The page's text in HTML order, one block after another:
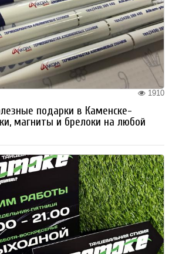
1910
подарки в Каменске-
магниты и брелоки на любой